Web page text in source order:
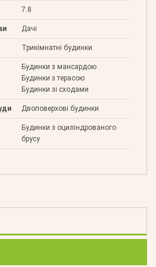
7.8
Дачі
Трикімнатні будинки
Будинки з мансардою
Будинки з терасою
Будинки зі сходами
Двоповерхові будинки
Будинки з оциліндрованого
брусу